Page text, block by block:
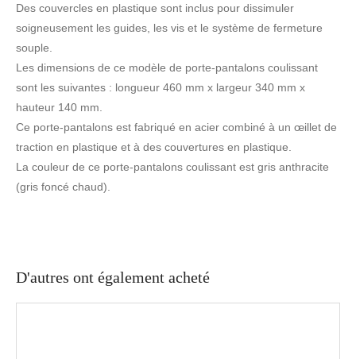
Des couvercles en plastique sont inclus pour dissimuler
soigneusement les guides, les vis et le système de fermeture
souple.
Les dimensions de ce modèle de porte-pantalons coulissant
sont les suivantes : longueur 460 mm x largeur 340 mm x
hauteur 140 mm.
Ce porte-pantalons est fabriqué en acier combiné à un œillet de
traction en plastique et à des couvertures en plastique.
La couleur de ce porte-pantalons coulissant est gris anthracite
(gris foncé chaud).
D'autres ont également acheté